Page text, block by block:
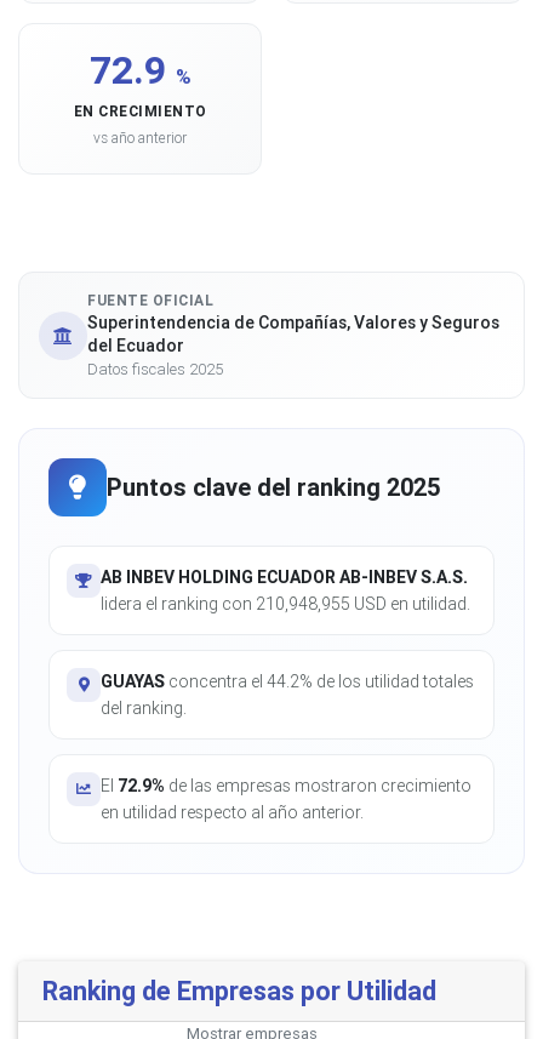
72.9 %
EN CRECIMIENTO
vs año anterior
FUENTE OFICIAL
Superintendencia de Compañías, Valores y Seguros
del Ecuador
Datos fiscales 2025
Puntos clave del ranking 2025
AB INBEV HOLDING ECUADOR AB-INBEV S.A.S.
lidera el ranking con 210,948,955 USD en utilidad.
GUAYAS concentra el 44.2% de los utilidad totales
del ranking.
El 72.9% de las empresas mostraron crecimiento
en utilidad respecto al año anterior.
Ranking de Empresas por Utilidad
Mostrar empresas